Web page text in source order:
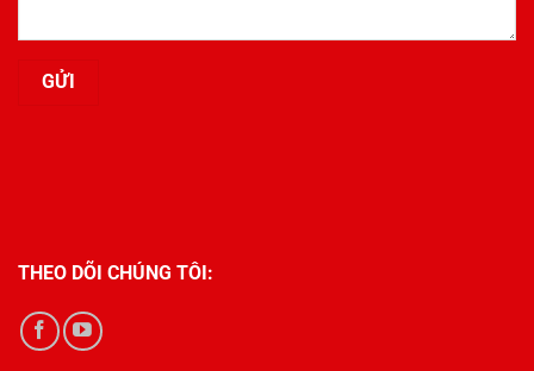
THEO DÕI CHÚNG TÔI: